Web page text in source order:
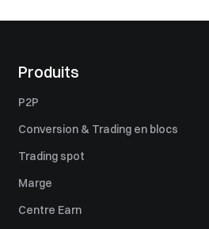
Produits
P2P
Conversion & Trading en blocs
Trading spot
Marge
Centre Earn